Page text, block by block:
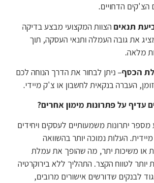
הצ'קים הדחויים.
תנאים הצוות המקצועי מבצע בדיקה
את גובה העמלה ותנאי העסקה, תוך
מלאה.
הכסף– ניתן לבחור את הדרך הנוחה לכם
העברה בנקאית לחשבון או צ'ק מיידי.
עדיף על פתרונות מימון אחרים?
מספר יתרונות משמעותיים לעסקים ויחידים
מיידית. העלות נמוכה יותר בהשוואה
או משיכות יתר, מה שהופך את עמלת
יותר לטווח הקצר. התהליך ללא בירוקרטיה
לבנקים שדורשים אישורים מרובים,